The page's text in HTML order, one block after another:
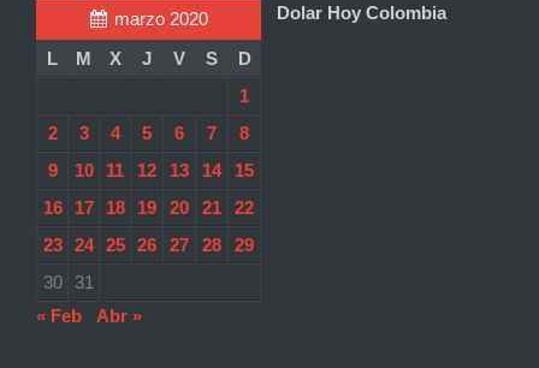
marzo 2020
L
M X J V S
D
1
2
3 4 5 6 7
8
9
10 11 12 13 14
15
16
17 18 19 20 21
22
23
24 25 26 27 28
29
30
31
« Feb
Abr »
Dolar Hoy Colombia